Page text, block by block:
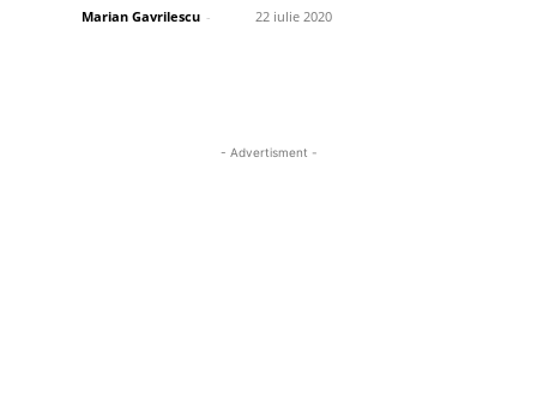
Marian Gavrilescu - 22 iulie 2020
- Advertisment -